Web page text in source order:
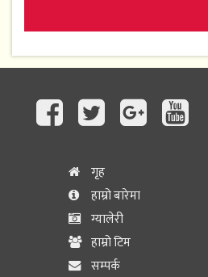
गृह
हाम्रो बारेमा
ग्यालेरी
हाम्रो टिम
सम्पर्क